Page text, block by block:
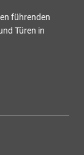
führenden
Türen in